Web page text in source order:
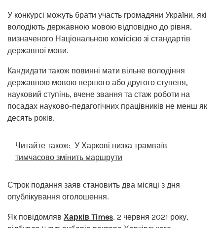
У конкурсі можуть брати участь громадяни України, які
володіють державною мовою відповідно до рівня,
визначеного Національною комісією зі стандартів
державної мови.
Кандидати також повинні мати вільне володіння
державною мовою першого або другого ступеня,
науковий ступінь, вчене звання та стаж роботи на
посадах науково-педагогічних працівників не менш як
десять років.
Читайте також: У Харкові низка трамваїв
тимчасово змінить маршрути
Строк подання заяв становить два місяці з дня
опублікування оголошення.
Як повідомляв Харків Times, 2 червня 2021 року,